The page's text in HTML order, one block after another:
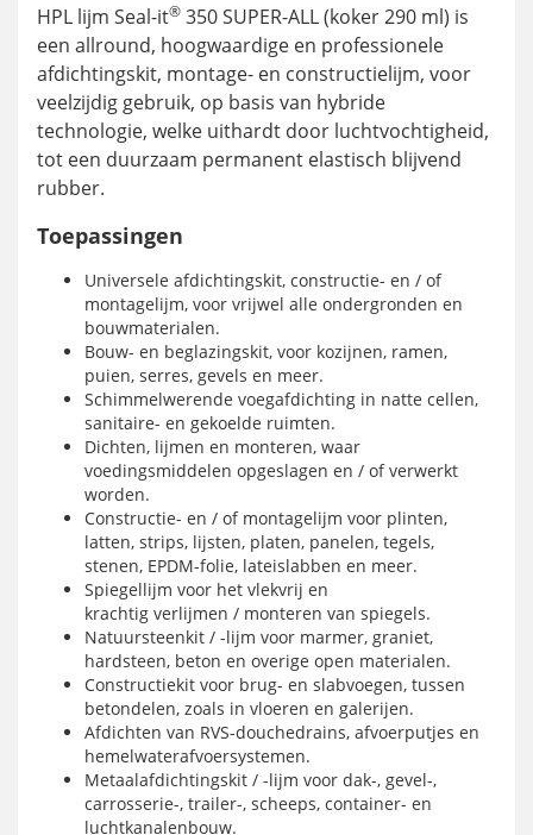
HPL lijm Seal-it® 350 SUPER-ALL (koker 290 ml) is
een allround, hoogwaardige en professionele
afdichtingskit, montage- en constructielijm, voor
veelzijdig gebruik, op basis van hybride
technologie, welke uithardt door luchtvochtigheid,
tot een duurzaam permanent elastisch blijvend
rubber.
Toepassingen
Universele afdichtingskit, constructie- en / of
montagelijm, voor vrijwel alle ondergronden en
bouwmaterialen.
Bouw- en beglazingskit, voor kozijnen, ramen,
puien, serres, gevels en meer.
Schimmelwerende voegafdichting in natte cellen,
sanitaire- en gekoelde ruimten.
Dichten, lijmen en monteren, waar
voedingsmiddelen opgeslagen en / of verwerkt
worden.
Constructie- en / of montagelijm voor plinten,
latten, strips, lijsten, platen, panelen, tegels,
stenen, EPDM-folie, lateislabben en meer.
Spiegellijm voor het vlekvrij en
krachtig verlijmen / monteren van spiegels.
Natuursteenkit / -lijm voor marmer, graniet,
hardsteen, beton en overige open materialen.
Constructiekit voor brug- en slabvoegen, tussen
betondelen, zoals in vloeren en galerijen.
Afdichten van RVS-douchedrains, afvoerputjes en
hemelwaterafvoersystemen.
Metaalafdichtingskit / -lijm voor dak-, gevel-,
carrosserie-, trailer-, scheeps, container- en
luchtkanalenbouw.